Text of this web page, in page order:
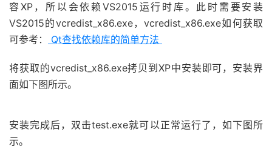
容XP，所以会依赖VS2015运行时库。此时需要安装
VS2015的vcredist_x86.exe，vcredist_x86.exe如何获取
可参考：
Qt查找依赖库的简单方法
将获取的vcredist_x86.exe拷贝到XP中安装即可，安装界
面如下图所示。
安装完成后，双击test.exe就可以正常运行了，如下图所
示。